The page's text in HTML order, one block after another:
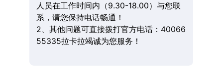
人员在工作时间内（9.30-18.00）与您联
系，请您保持电话畅通！
2、其他问题可直接拨打官方电话：40066
55335拉卡拉竭诚为您服务！